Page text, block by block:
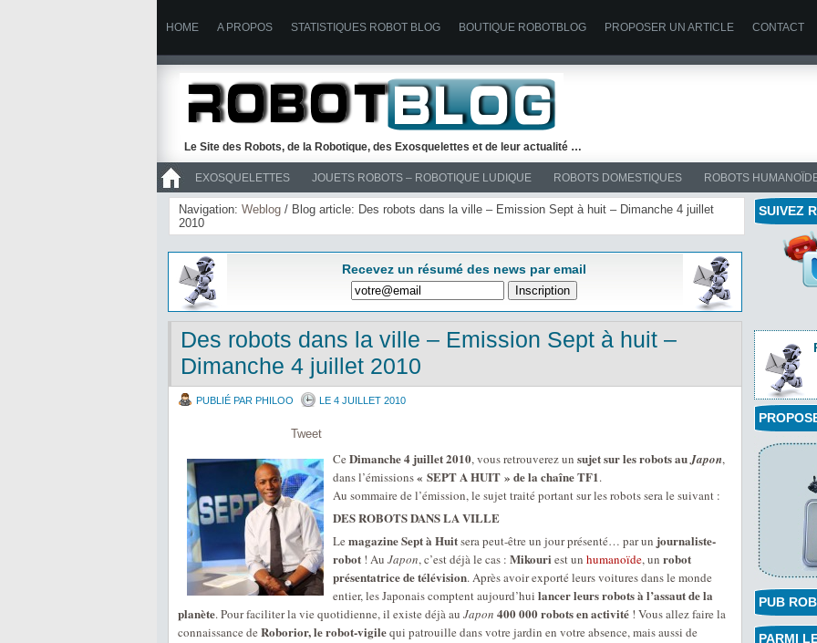
HOME A PROPOS STATISTIQUES ROBOT BLOG BOUTIQUE ROBOTBLOG PROPOSER UN ARTICLE CONTACT
Le Site des Robots, de la Robotique, des Exosquelettes et de leur actualité …
EXOSQUELETTES JOUETS ROBOTS – ROBOTIQUE LUDIQUE ROBOTS DOMESTIQUES ROBOTS
>> ROBOTS
Navigation: Weblog / Blog article: Des robots dans la ville – Emission Sept à huit – Dimanche 4 juillet
2010
Recevez un résumé des news par email
Des robots dans la ville – Emission Sept à huit –
Dimanche 4 juillet 2010
PUBLIÉ PAR PHILOO LE 4 JUILLET 2010
Tweet
Ce Dimanche 4 juillet 2010, vous retrouverez un sujet sur les robots auJapon,
dans l’émissions« SEPT A HUIT » de la chaîne TF1.
Au sommaire de l’émission, le sujet traité portant sur les robots sera le suivant :
DES ROBOTS DANS LA VILLE
Le magazine Sept à Huitsera peut-être un jour présenté… par un journaliste-
robot ! Au Japon, c’est déjà le cas : Mikouri est un humanoïde, un robot
présentatrice de télévision. Après avoir exporté leurs voitures dans le monde
entier, les Japonais comptent aujourd’hui lancer leurs robots à l’assaut de la
planète. Pour faciliter la vie quotidienne, il existe déjà au Japon 400 000 robots en activité ! Vous allez faire la
connaissance de Roborior, le robot-vigilequi patrouille dans votre jardin en votre absence, mais aussi de
SUIVEZ
PUB
PARMI